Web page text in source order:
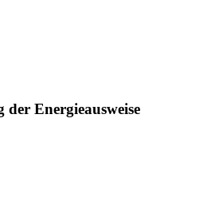
Energieausweise